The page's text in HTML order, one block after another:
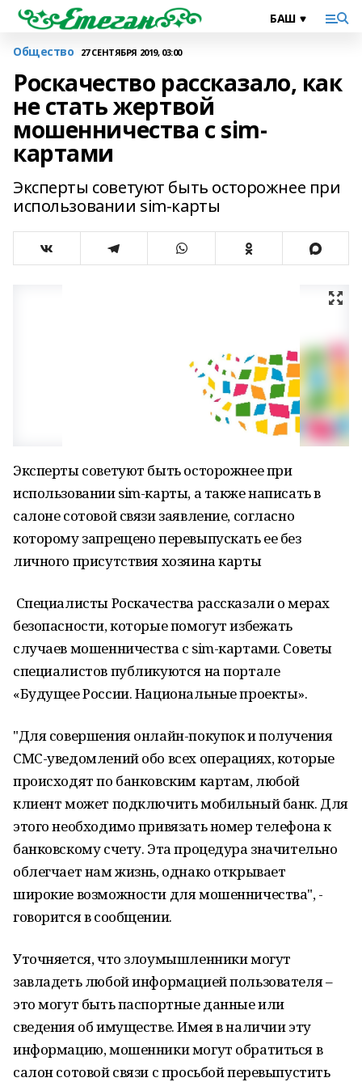
Общество 27 СЕНТЯБРЯ 2019, 03:00
Роскачество рассказало, как
не стать жертвой
мошенничества с sim-
картами
Эксперты советуют быть осторожнее при
использовании sim-карты
Эксперты советуют быть осторожнее при
использовании sim-карты, а также написать в
салоне сотовой связи заявление, согласно
которому запрещено перевыпускать ее без
личного присутствия хозяина карты
Специалисты Роскачества рассказали о мерах
безопасности, которые помогут избежать
случаев мошенничества с sim-картами. Советы
специалистов публикуются на портале
«Будущее России. Национальные проекты».
"Для совершения онлайн-покупок и получения
СМС-уведомлений обо всех операциях, которые
происходят по банковским картам, любой
клиент может подключить мобильный банк. Для
этого необходимо привязать номер телефона к
банковскому счету. Эта процедура значительно
облегчает нам жизнь, однако открывает
широкие возможности для мошенничества", -
говорится в сообщении.
Уточняется, что злоумышленники могут
завладеть любой информацией пользователя –
это могут быть паспортные данные или
сведения об имуществе. Имея в наличии эту
информацию, мошенники могут обратиться в
салон сотовой связи с просьбой перевыпустить